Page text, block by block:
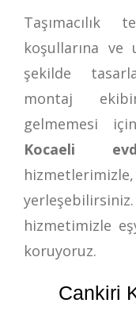
koşullarına ve
şekilde
montaj
gelmemesi
Kocaeli
yerleşebilirsiniz.
hizmetimizle
koruyoruz.
Cankiri